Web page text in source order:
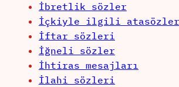
İbretlik sözler
İçkiyle ilgili
İftar sözleri
İğneli sözler
İhtiras mesajları
İlahi sözleri